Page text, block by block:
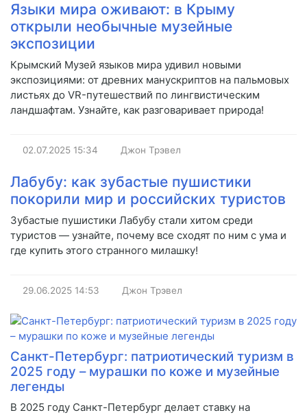
Языки мира оживают: в Крыму
открыли необычные музейные
экспозиции
Крымский Музей языков мира удивил новыми
экспозициями: от древних манускриптов на пальмовых
листьях до VR-путешествий по лингвистическим
ландшафтам. Узнайте, как разговаривает природа!
02.07.2025 15:34 Джон Трэвел
Лабубу: как зубастые пушистики
покорили мир и российских туристов
Зубастые пушистики Лабубу стали хитом среди
туристов — узнайте, почему все сходят по ним с ума и
где купить этого странного милашку!
29.06.2025 14:53 Джон Трэвел
Санкт-Петербург: патриотический туризм в
2025 году – мурашки по коже и музейные
легенды
В 2025 году Санкт-Петербург делает ставку на